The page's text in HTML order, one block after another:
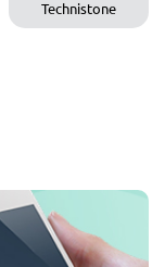
Technistone